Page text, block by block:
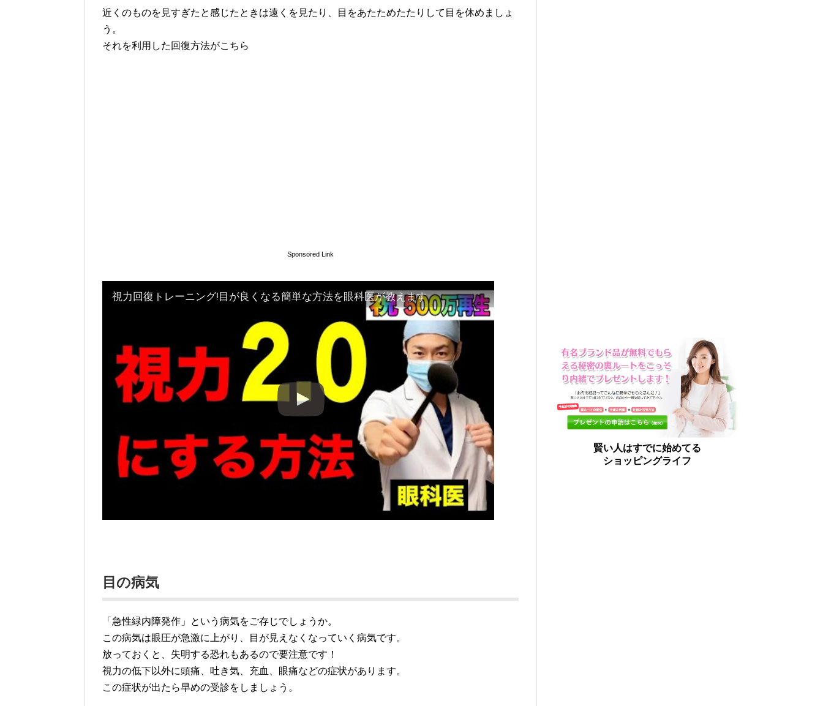
近くのものを見すぎたと感じたときは遠くを見たり、目をあたためたたりして目を休めましょ
う。
それを利用した回復方法がこちら
Sponsored Link
視力回復トレーニング!目が良くなる簡単な方法を眼科医が教えます
目の病気
「急性緑内障発作」という病気をご存じでしょうか。
この病気は眼圧が急激に上がり、目が見えなくなっていく病気です。
放っておくと、失明する恐れもあるので要注意です！
視力の低下以外に頭痛、吐き気、充血、眼痛などの症状があります。
この症状が出たら早めの受診をしましょう。
賢い人はすでに始めてる
ショッピングライフ